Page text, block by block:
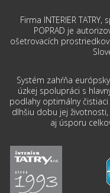
Firma INTERIER
POPRAD je
ošetrovacích prostriedkov
Systém zahŕňa
úzkej spolupráci s
podlahy optimálny
dlhšiu dobu jej
aj úsporu